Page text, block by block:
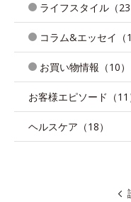
ライフスタイル（23
コラム&エッセイ（
お買い物情報（10）
お客様エピソード（11
ヘルスケア（18）